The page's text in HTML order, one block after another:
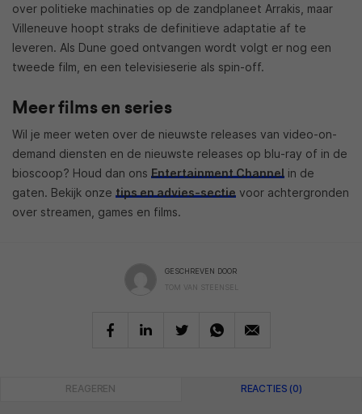
over politieke machinaties op de zandplaneet Arrakis, maar
Villeneuve hoopt straks de definitieve adaptatie af te
leveren. Als Dune goed ontvangen wordt volgt er nog een
tweede film, en een televisieserie als spin-off.
Meer films en series
Wil je meer weten over de nieuwste releases van video-on-
demand diensten en de nieuwste releases op blu-ray of in de
bioscoop? Houd dan ons Entertainment Channel in de
gaten. Bekijk onze tips en advies-sectie voor achtergronden
over streamen, games en films.
GESCHREVEN DOOR
TOM VAN STEENSEL
REAGEREN REACTIES (0)